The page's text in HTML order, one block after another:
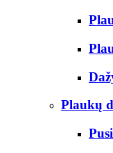
Plaukų